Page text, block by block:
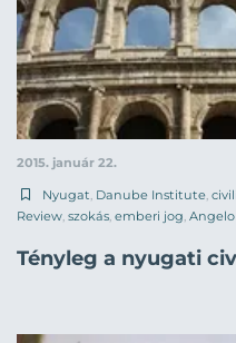
2015. január 22.
Nyugat Danube Institute
Review szokás emberi jog Angelo
Tényleg a nyugati